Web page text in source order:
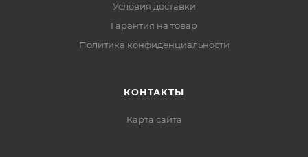
Условия доставки
Гарантия на товар
Политика конфиденциальности
КОНТАКТЫ
Карта сайта